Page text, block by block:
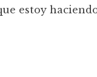
estoy